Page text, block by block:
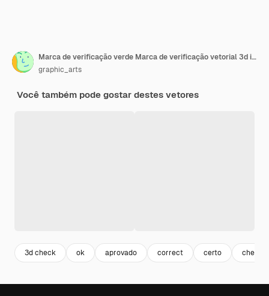
Marca de verificação verde Marca de verificação vetorial 3d isolada em fundo branco
graphic_arts
Você também pode gostar destes vetores
3d check ok aprovado correct certo